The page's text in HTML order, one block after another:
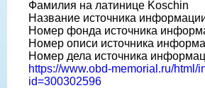
Фамилия на латинице Koschin
Название источника
Номер фонда источника
Номер описи источника
Номер дела источника
https://www.obd-memorial.ru/html/
id=300302596